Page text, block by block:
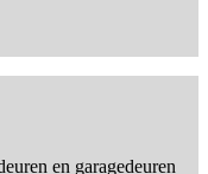
en garagedeuren